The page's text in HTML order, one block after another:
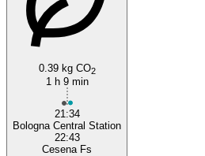
0.39 kg CO2
1 h 9 min
21:34
Bologna Central Station
22:43
Cesena Fs